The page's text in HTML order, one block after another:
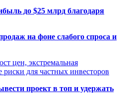
до $25 млрд благодаря
на фоне слабого спроса и
цен, экстремальная
риски для частных инвесторов
проект в топ и удержать